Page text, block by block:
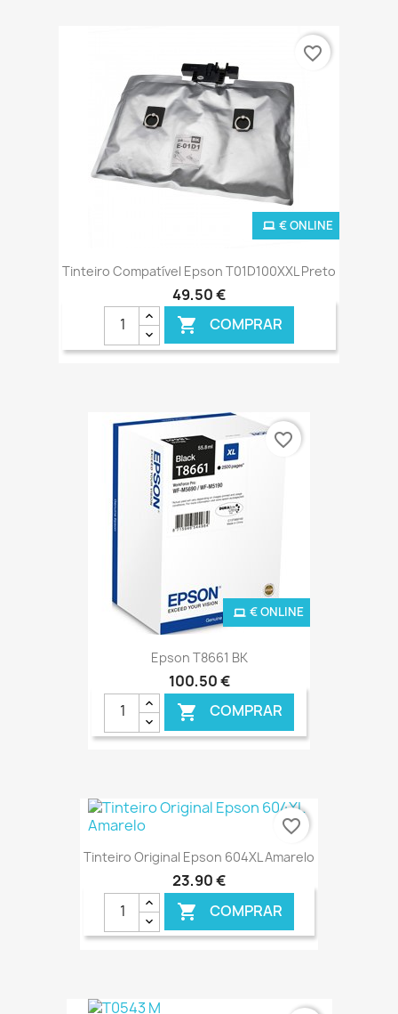
Tinteiro Compatível Epson T01D100XXL Preto
49,50 €
 COMPRAR
€ ONLINE
favorite_border
Epson T8661 BK
100,50 €
 COMPRAR
€ ONLINE
favorite_border
Tinteiro Original Epson 604XL Amarelo
23,90 €
 COMPRAR
favorite_border